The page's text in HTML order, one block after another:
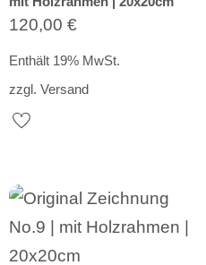
120,00 €
Enthält 19% MwSt.
zzgl. Versand